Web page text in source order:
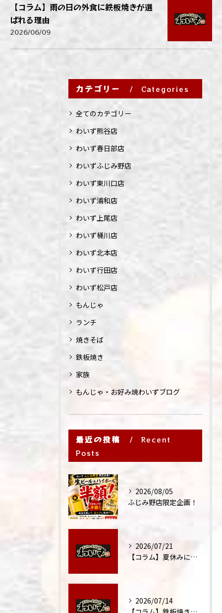
【コラム】雨の日の外食に鉄板焼きが選
ばれる理由
2026/06/09
カテゴリー Categories
全てのカテゴリー
わいず熊谷店
わいず春日部店
わいずふじみ野店
わいず東川口店
わいず浦和店
わいず上尾店
わいず桶川店
わいず北本店
わいず行田店
わいず松戸店
もんじゃ
ランチ
焼きそば
鉄板焼き
家族
もんじゃ・お好み焼わいずブログ
最近の投稿
Recent
Posts
2026/08/05
ふじみ野店限定企画！
2026/07/21
【コラム】夏休みに家族外食が増える理由
2026/07/14